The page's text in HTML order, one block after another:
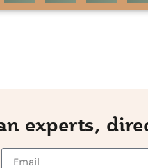
experts,